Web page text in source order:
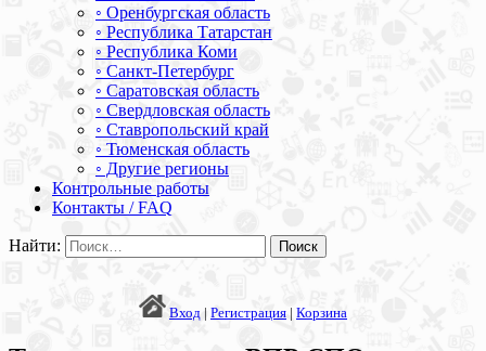
◦ Оренбургская область
◦ Республика Татарстан
◦ Республика Коми
◦ Санкт-Петербург
◦ Саратовская область
◦ Свердловская область
◦ Ставропольский край
◦ Тюменская область
◦ Другие регионы
Контрольные работы
Контакты / FAQ
Найти:
Вход | Регистрация | Корзина